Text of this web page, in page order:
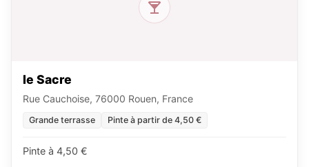
le Sacre
Rue Cauchoise, 76000 Rouen, France
Grande terrasse Pinte à partir de 4,50 €
Pinte à 4,50 €